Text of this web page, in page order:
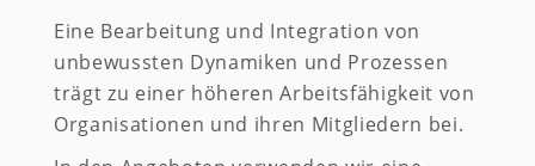
Eine Bearbeitung und Integration von
unbewussten Dynamiken und Prozessen
trägt zu einer höheren Arbeitsfähigkeit von
Organisationen und ihren Mitgliedern bei.